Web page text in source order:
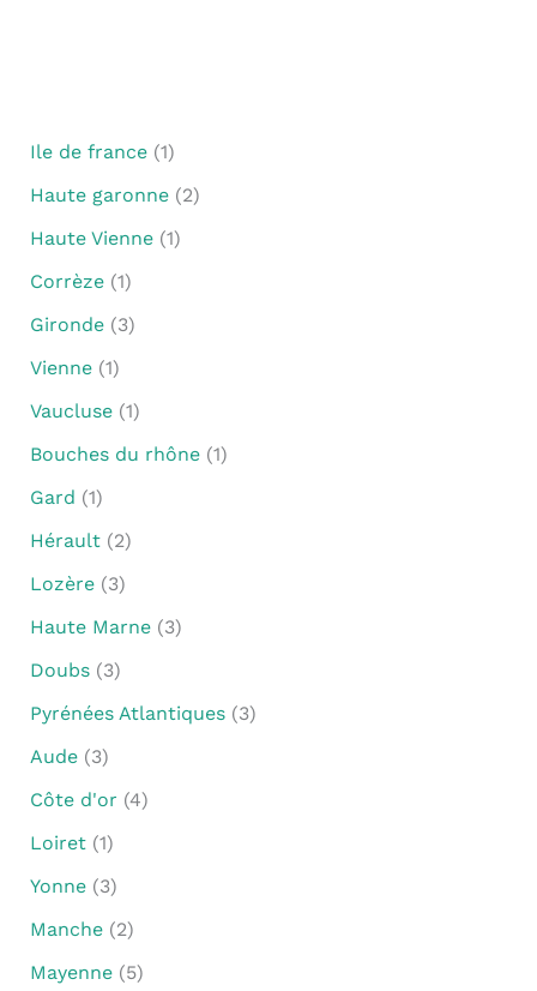
Ile de france(1)
Haute garonne(2)
Haute Vienne(1)
Corrèze(1)
Gironde(3)
Vienne(1)
Vaucluse(1)
Bouches du rhône(1)
Gard (1)
Hérault(2)
Lozère(3)
Haute Marne(3)
Doubs(3)
Pyrénées Atlantiques(3)
Aude(3)
Côte d'or (4)
Loiret(1)
Yonne(3)
Manche(2)
Mayenne(5)